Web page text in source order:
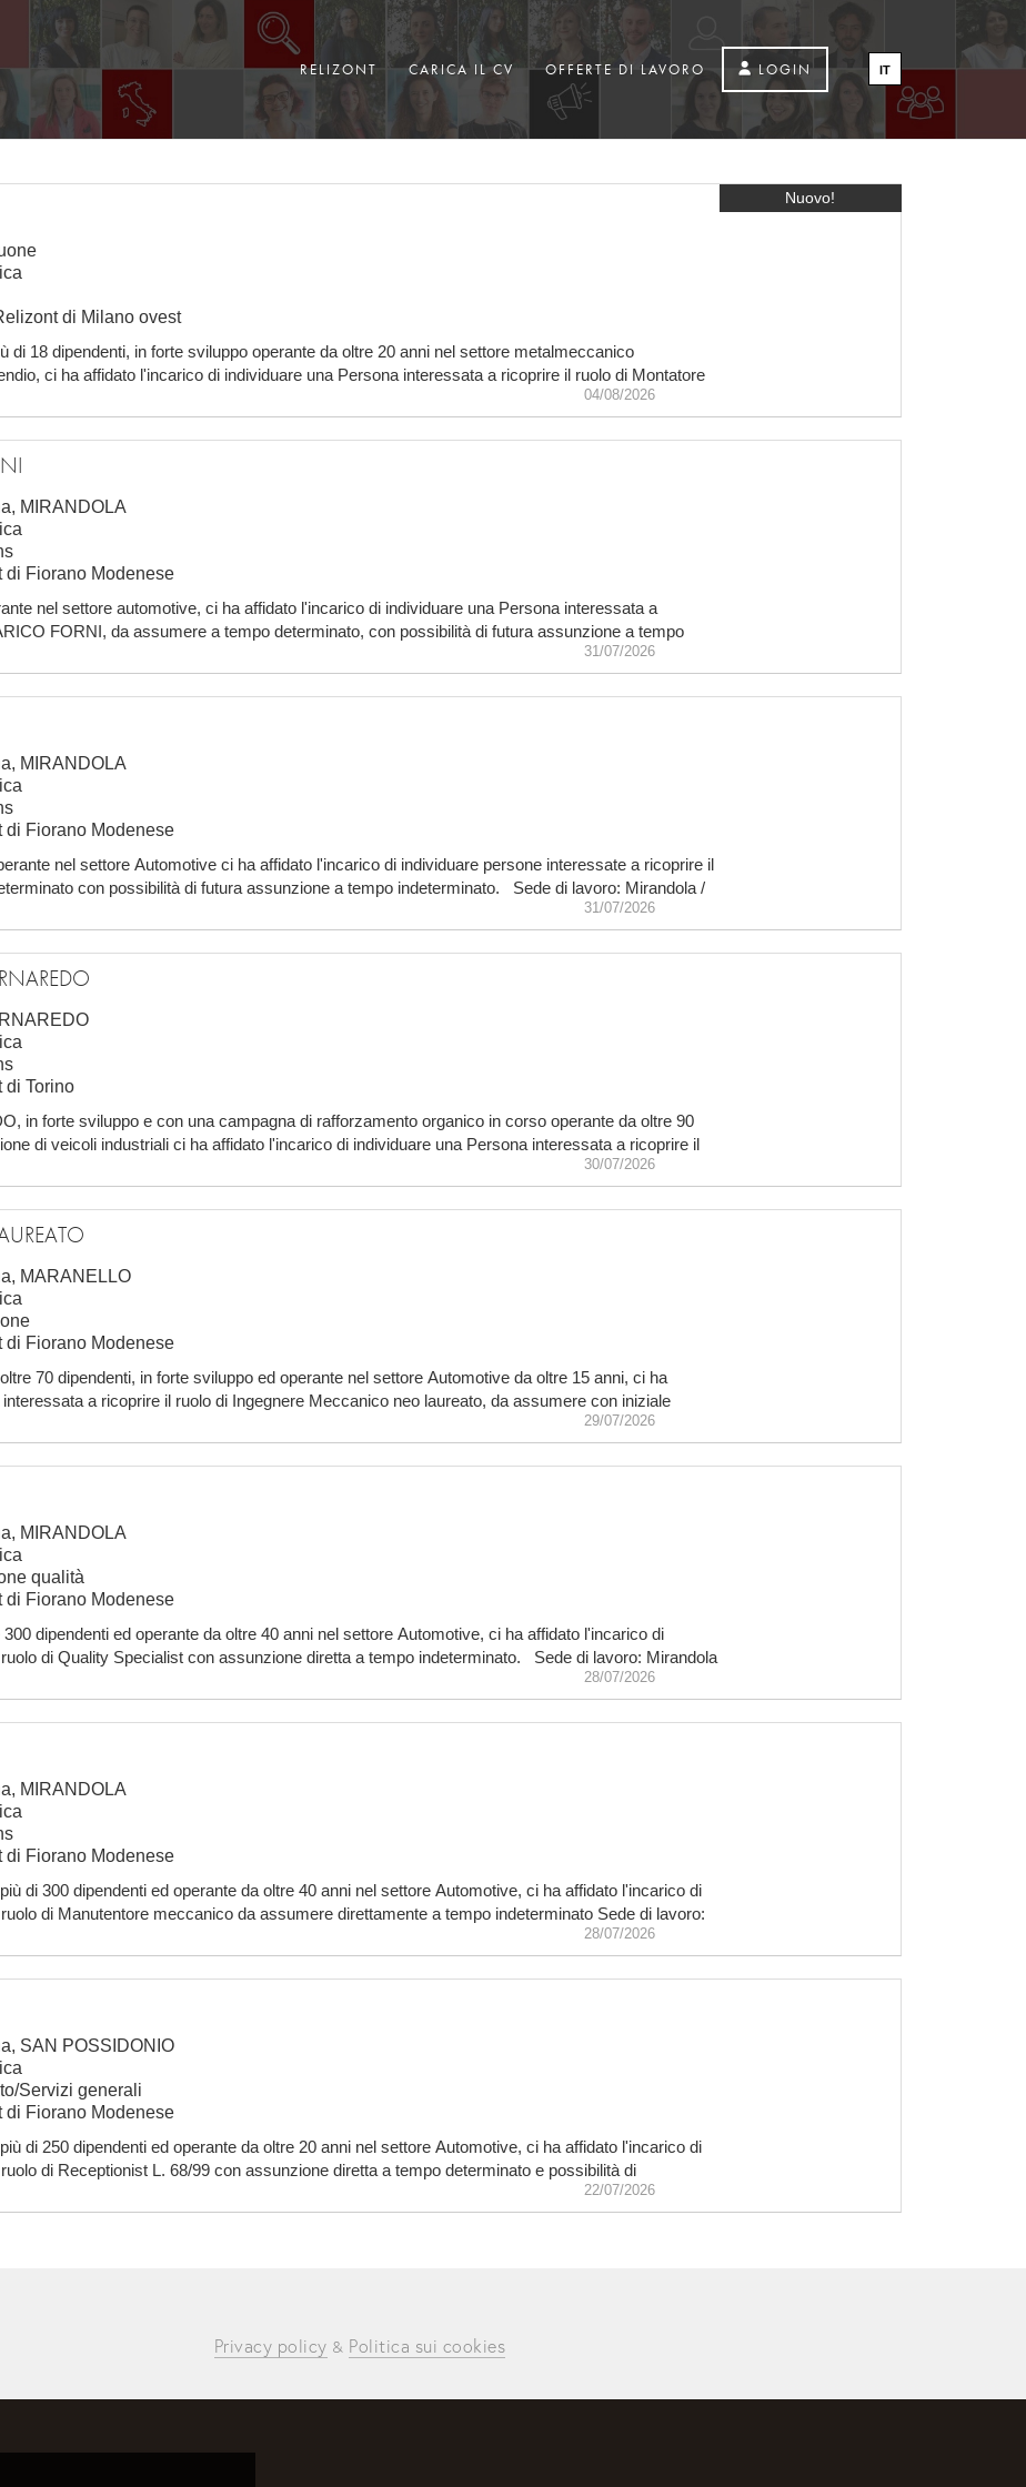
RELIZONT CARICA IL CV OFFERTE DI LAVORO LOGIN EN
FR
IT
DE
ES
PT
di Milano ovest
di 18 dipendenti, in forte sviluppo operante da oltre 20 anni nel settore metalmeccanico
ci ha affidato l'incarico di individuare una Persona interessata a ricoprire il ruolo di Montatore
con possibilità di f
Nuovo!
04/08/2026
, MIRANDOLA
di Fiorano Modenese
nel settore automotive, ci ha affidato l'incarico di individuare una Persona interessata a
FORNI, da assumere a tempo determinato, con possibilità di futura assunzione a tempo
Possidonio Il ruolo di ADDETTO C
31/07/2026
, MIRANDOLA
di Fiorano Modenese
nel settore Automotive ci ha affidato l'incarico di individuare persone interessate a ricoprire il
con possibilità di futura assunzione a tempo indeterminato. Sede di lavoro: Mirandola /
31/07/2026
di Torino
in forte sviluppo e con una campagna di rafforzamento organico in corso operante da oltre 90
di veicoli industriali ci ha affidato l'incarico di individuare una Persona interessata a ricoprire il
con contratto inizi
30/07/2026
, MARANELLO
di Fiorano Modenese
70 dipendenti, in forte sviluppo ed operante nel settore Automotive da oltre 15 anni, ci ha
a ricoprire il ruolo di Ingegnere Meccanico neo laureato, da assumere con iniziale
assunzione a tem
29/07/2026
, MIRANDOLA
qualità
di Fiorano Modenese
dipendenti ed operante da oltre 40 anni nel settore Automotive, ci ha affidato l'incarico di
di Quality Specialist con assunzione diretta a tempo indeterminato. Sede di lavoro: Mirandola
28/07/2026
, MIRANDOLA
di Fiorano Modenese
di 300 dipendenti ed operante da oltre 40 anni nel settore Automotive, ci ha affidato l'incarico di
di Manutentore meccanico da assumere direttamente a tempo indeterminato Sede di lavoro:
a diretto
28/07/2026
, SAN POSSIDONIO
Servizi generali
di Fiorano Modenese
di 250 dipendenti ed operante da oltre 20 anni nel settore Automotive, ci ha affidato l'incarico di
di Receptionist L. 68/99 con assunzione diretta a tempo determinato e possibilità di
Sede di lav
22/07/2026
Privacy policy & Politica sui cookies